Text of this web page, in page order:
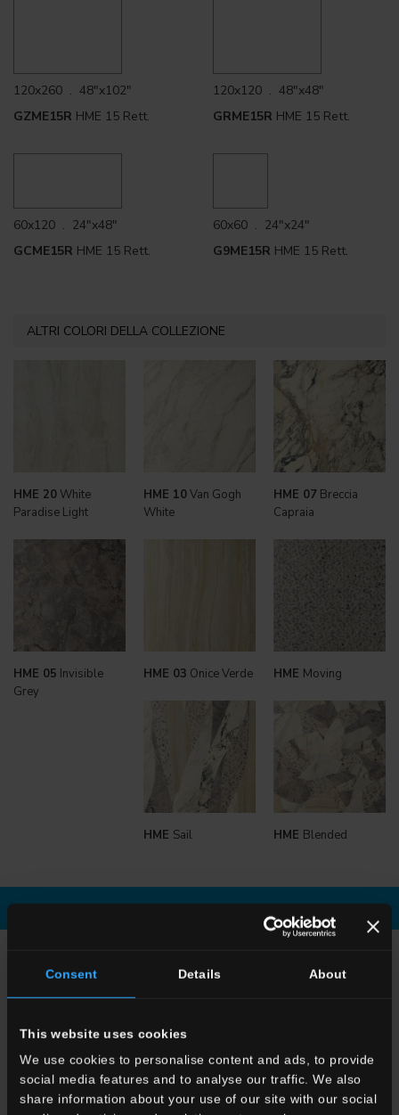
Consent Details About
This website uses cookies
We use cookies to personalise content and ads, to provide
social media features and to analyse our traffic. We also
share information about your use of our site with our social
120x260 . 48"x102"
GZME15R HME 15 Rett.
120x120 . 48"x48"
GRME15R HME 15 Rett.
60x120 . 24"x48"
GCME15R HME 15 Rett.
60x60 . 24"x24"
G9ME15R HME 15 Rett.
ALTRI COLORI DELLA COLLEZIONE
HME 20 White
Paradise Light
HME 10Van Gogh
White
HME 07Breccia
Capraia
HME 05 Invisible
Grey
HME 03 Onice Verde HME Moving
HME Sail HME Blended
Richiedi informazioni
Outdoor